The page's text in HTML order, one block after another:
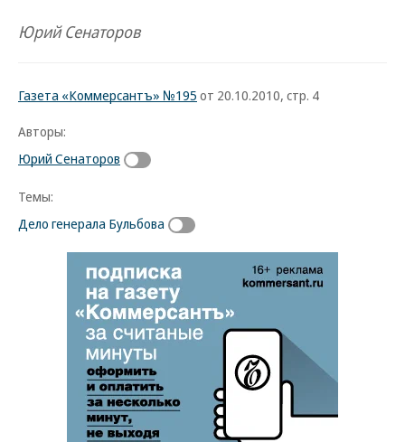
Юрий Сенаторов
Газета «Коммерсантъ» №195 от 20.10.2010, стр. 4
Авторы:
Юрий Сенаторов
Темы:
Дело генерала Бульбова